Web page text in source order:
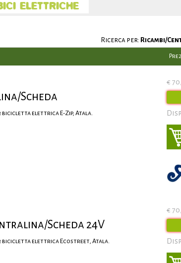
ELETTRICHE
Ricerca per: Ricambi/
Scheda
elettrica E-Zip, Atala.
€
Scheda 24V
bicicletta elettrica Ecostreet, Atala.
€